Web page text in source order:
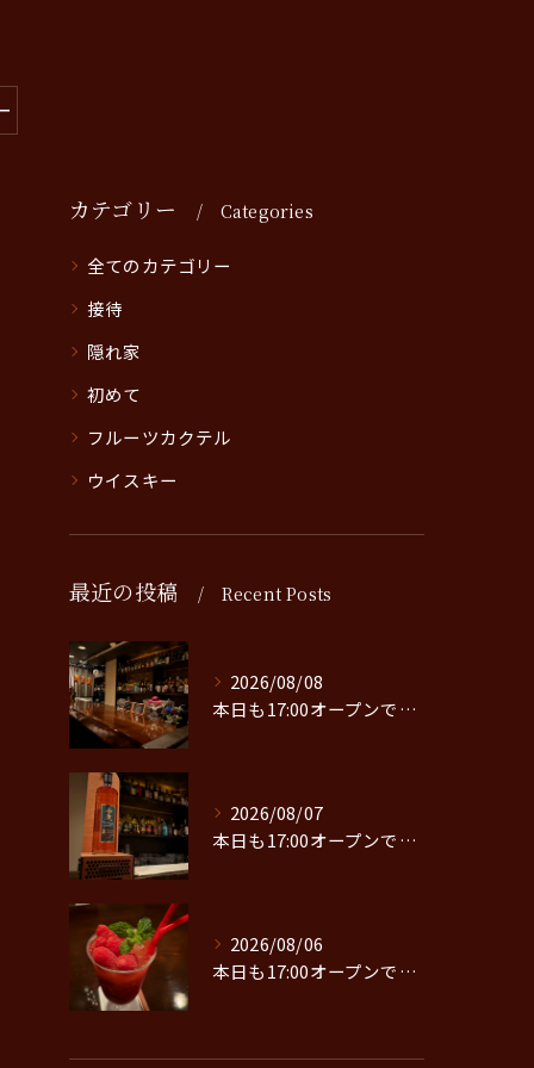
カテゴリー Categories
全てのカテゴリー
接待
隠れ家
初めて
フルーツカクテル
ウイスキー
最近の投稿 Recent Posts
2026/08/08
本日も17:00オープンです。
2026/08/07
本日も17:00オープンです。
2026/08/06
本日も17:00オープンです。